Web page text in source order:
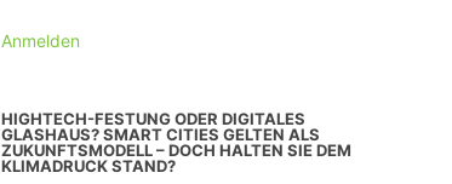
UNTERNEHMEN BIS 10 MA
Anmelden
HIGHTECH-FESTUNG ODER DIGITALES
GLASHAUS? SMART CITIES GELTEN ALS
ZUKUNFTSMODELL – DOCH HALTEN SIE DEM
KLIMADRUCK STAND?